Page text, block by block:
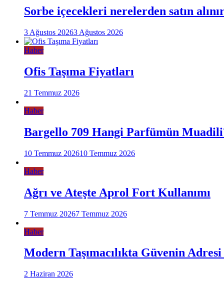
Sorbe içecekleri nerelerden satın
3 Ağustos 20263 Ağustos 2026
Haber
Ofis Taşıma Fiyatları
21 Temmuz 2026
Haber
Bargello 709 Hangi Parfümün
10 Temmuz 202610 Temmuz 2026
Haber
Ağrı ve Ateşte Aprol Fort Kullanımı
7 Temmuz 20267 Temmuz 2026
Haber
Modern Taşımacılıkta Güvenin
2 Haziran 2026